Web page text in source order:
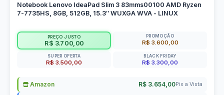
Notebook Lenovo IdeaPad Slim 3 83mms00100 AMD Ryzen
7-7735HS, 8GB, 512GB, 15.3″ WUXGA WVA - LINUX
PREÇO JUSTO
R$ 3.700,00
PROMOÇÃO
R$ 3.600,00
SUPER OFERTA
R$ 3.500,00
BLACK FRIDAY
R$ 3.300,00
Amazon R$ 3.654,00Pix a Vista